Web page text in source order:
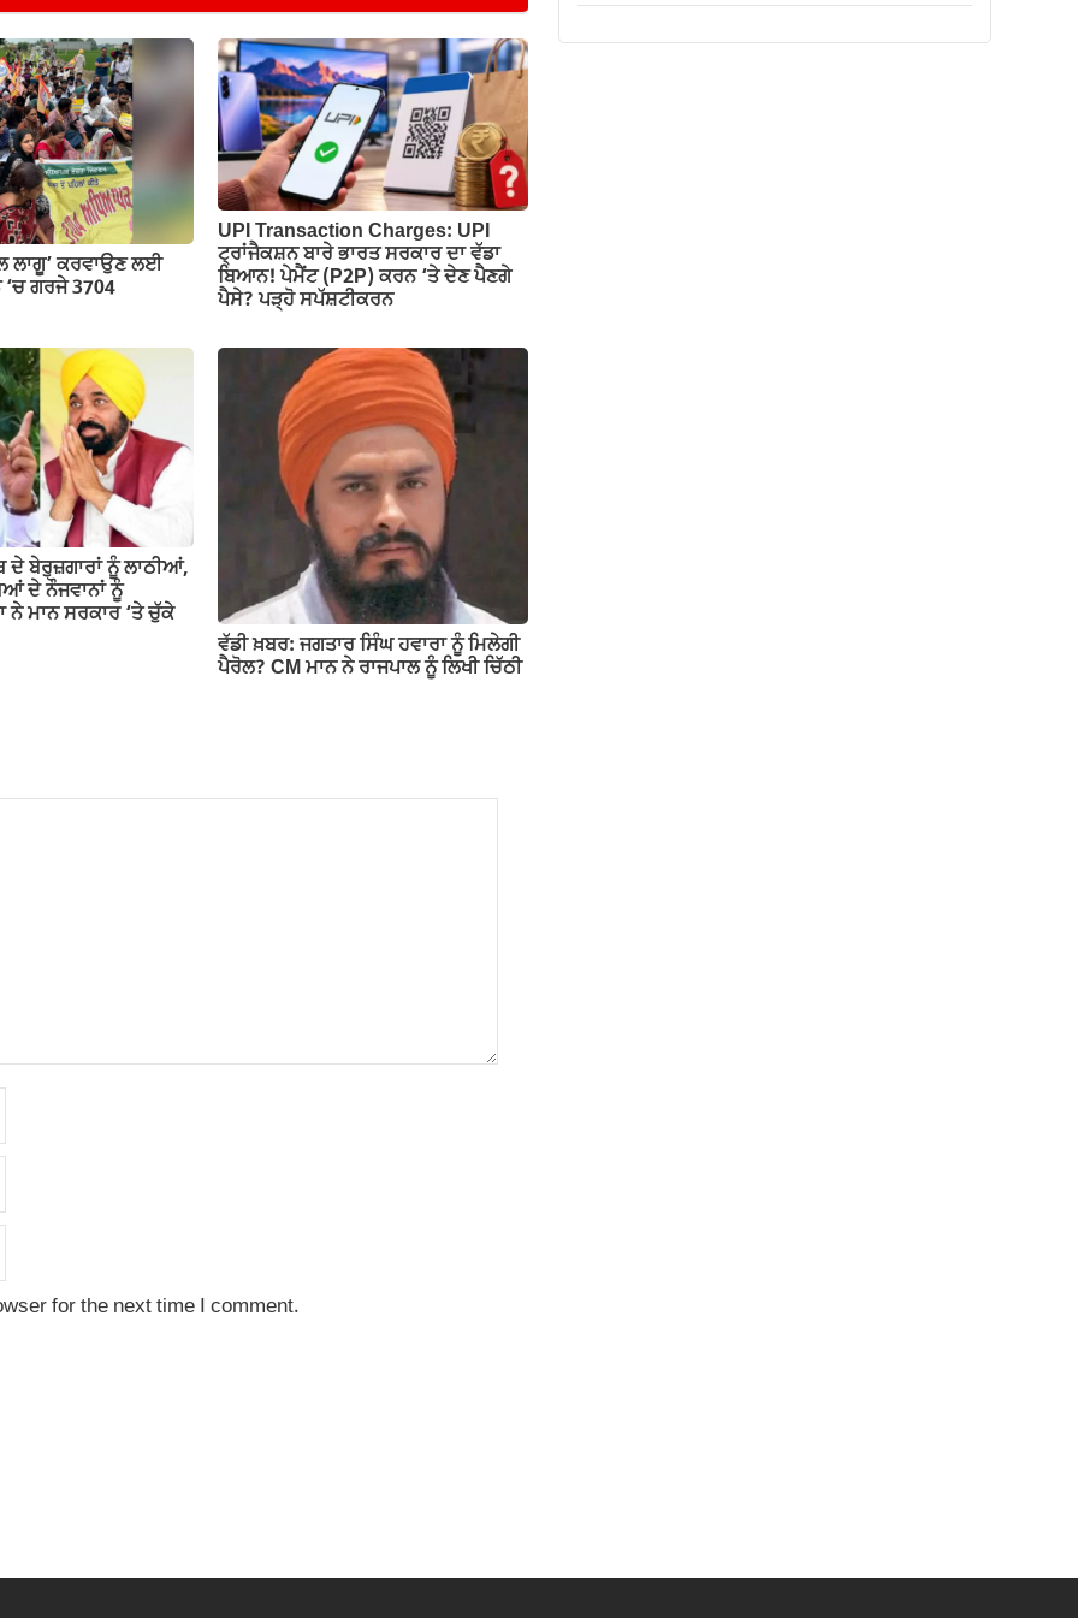
ਲਾਗੂ’ ਕਰਵਾਉਣ ਲਈ
‘ਚ ਗਰਜੇ 3704
UPI Transaction Charges: UPI
ਟ੍ਰਾਂਜੈਕਸ਼ਨ ਬਾਰੇ ਭਾਰਤ ਸਰਕਾਰ ਦਾ ਵੱਡਾ
ਬਿਆਨ! ਪੇਮੈਂਟ (P2P) ਕਰਨ ‘ਤੇ ਦੇਣ ਪੈਣਗੇ
ਪੈਸੇ? ਪੜ੍ਹੋ ਸਪੱਸ਼ਟੀਕਰਨ
ਦੇ ਬੇਰੁਜ਼ਗਾਰਾਂ ਨੂੰ ਲਾਠੀਆਂ,
ਦੇ ਨੌਜਵਾਨਾਂ ਨੂੰ
ਨੇ ਮਾਨ ਸਰਕਾਰ ‘ਤੇ ਚੁੱਕੇ
ਵੱਡੀ ਖ਼ਬਰ: ਜਗਤਾਰ ਸਿੰਘ ਹਵਾਰਾ ਨੂੰ ਮਿਲੇਗੀ
ਪੈਰੋਲ? CM ਮਾਨ ਨੇ ਰਾਜਪਾਲ ਨੂੰ ਲਿਖੀ ਚਿੱਠੀ
for the next time I comment.